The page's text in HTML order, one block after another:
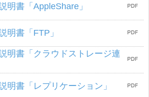
明書「AppleShare」
明書「FTP」
明書「クラウドストレージ連
明書「レプリケーション」